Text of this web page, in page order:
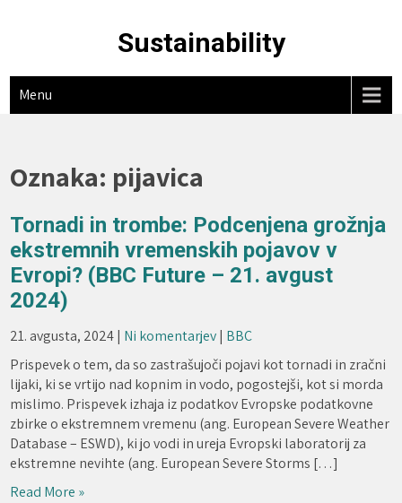
Sustainability
Menu
Oznaka: pijavica
Tornadi in trombe: Podcenjena grožnja
ekstremnih vremenskih pojavov v
Evropi? (BBC Future – 21. avgust
2024)
21. avgusta, 2024| Ni komentarjev| BBC
Prispevek o tem, da so zastrašujoči pojavi kot tornadi in zračni
lijaki, ki se vrtijo nad kopnim in vodo, pogostejši, kot si morda
mislimo. Prispevek izhaja iz podatkov Evropske podatkovne
zbirke o ekstremnem vremenu (ang. European Severe Weather
Database – ESWD), ki jo vodi in ureja Evropski laboratorij za
ekstremne nevihte (ang. European Severe Storms […]
Read More »